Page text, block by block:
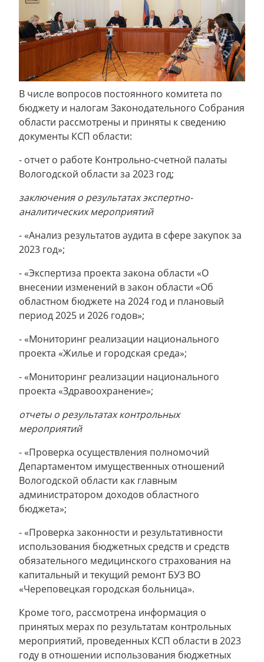
В числе вопросов постоянного комитета по
бюджету и налогам Законодательного Собрания
области рассмотрены и приняты к сведению
документы КСП области:
- отчет о работе Контрольно-счетной палаты
Вологодской области за 2023 год;
заключения о результатах экспертно-
аналитических мероприятий
- «Анализ результатов аудита в сфере закупок за
2023 год»;
- «Экспертиза проекта закона области «О
внесении изменений в закон области «Об
областном бюджете на 2024 год и плановый
период 2025 и 2026 годов»;
- «Мониторинг реализации национального
проекта «Жилье и городская среда»;
- «Мониторинг реализации национального
проекта «Здравоохранение»;
отчеты о результатах контрольных
мероприятий
- «Проверка осуществления полномочий
Департаментом имущественных отношений
Вологодской области как главным
администратором доходов областного
бюджета»;
- «Проверка законности и результативности
использования бюджетных средств и средств
обязательного медицинского страхования на
капитальный и текущий ремонт БУЗ ВО
«Череповецкая городская больница».
Кроме того, рассмотрена информация о
принятых мерах по результатам контрольных
мероприятий, проведенных КСП области в 2023
году в отношении использования бюджетных